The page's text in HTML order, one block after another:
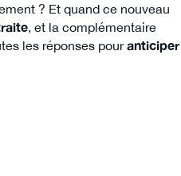
? Et quand ce nouveau
, et la complémentaire
les réponses pouranticiper